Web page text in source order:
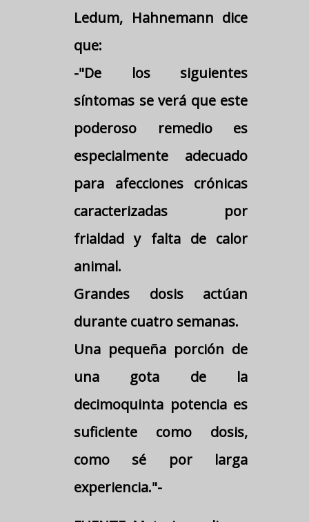
Ledum, Hahnemann dice
que:
-"De los siguientes
síntomas se verá que este
poderoso remedio es
especialmente adecuado
para afecciones crónicas
caracterizadas por
frialdad y falta de calor
animal.
Grandes dosis actúan
durante cuatro semanas.
Una pequeña porción de
una gota de la
decimoquinta potencia es
suficiente como dosis,
como sé por larga
experiencia."-